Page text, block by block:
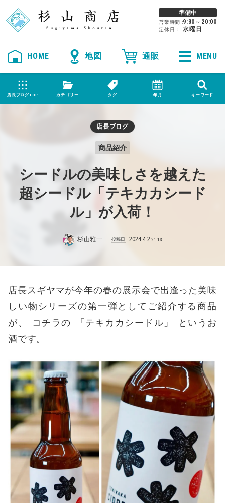
HOME
準備中
営業時間：9:30 ～ 20:00
定休日： 水曜日
MENU
店長ブログTOP カテゴリー タグ 年月 キーワード
店長ブログ
商品紹介
シードルの美味しさを越えた
超シードル「テキカカシード
ル」が入荷！
杉山雅一 投稿日 2024.4.221:13
店長スギヤマが今年の春の展示会で出逢った美味
しい物シリーズの第一弾としてご紹介する商品
が 、 コチラの 「 テキカカシードル 」
というお
酒です。